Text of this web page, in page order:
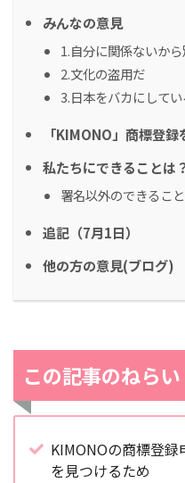
みんなの意見
1.自分に関係ないか
2.文化の盗用だ
3.日本をバカにしてい
「KIMONO」商標登
私たちにできることは
署名以外のできること
追記（7月1日）
他の方の意見(ブログ)
この記事のねらい
KIMONOの商標登
を見つけるため